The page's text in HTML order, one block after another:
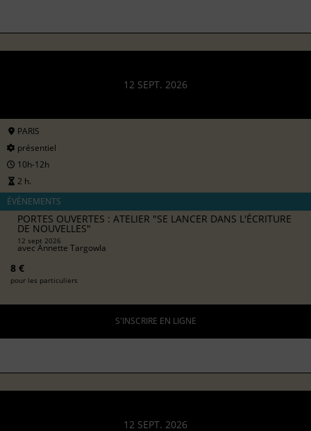
12 SEPT. 2026
PARIS
présentiel
10h-12h
2 h.
ÉVÉNEMENTS
PORTES OUVERTES : ATELIER "SE LANCER DANS L'ÉCRITURE
DE NOUVELLES"
12 sept 2026
avecAnnette Targowla
8 €
pour les particuliers
S'INSCRIRE EN LIGNE
12 SEPT. 2026